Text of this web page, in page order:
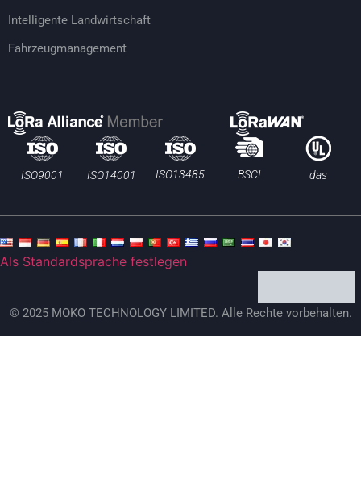
Intelligente Landwirtschaft
Fahrzeugmanagement
ISO9001 ISO14001 ISO13485 BSCI das
Als Standardsprache festlegen
© 2025 MOKO TECHNOLOGY LIMITED. Alle Rechte vorbehalten.